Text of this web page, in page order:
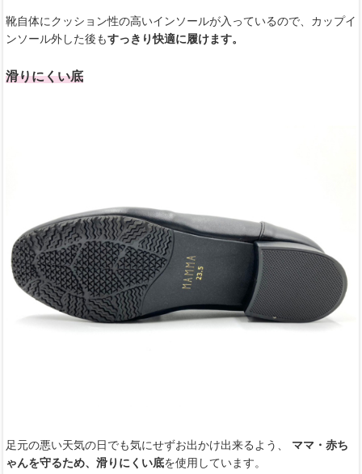
靴自体にクッション性の高いインソールが入っているので、カップイ
ンソール外した後もすっきり快適に履けます。
滑りにくい底
足元の悪い天気の日でも気にせずお出かけ出来るよう、 ママ・赤ち
ゃんを守るため、滑りにくい底を使用しています。